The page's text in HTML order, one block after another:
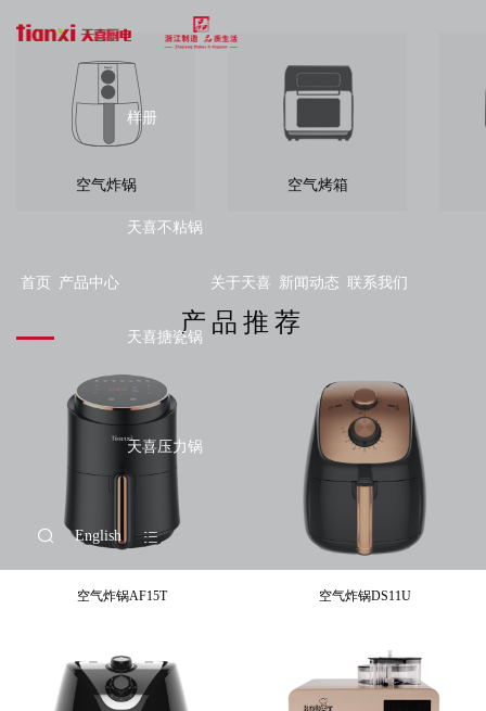
首页 产品中心
样册
天喜不粘锅
天喜搪瓷锅
天喜压力锅
关于天喜 新闻动态 联系我们
English
空气炸锅 空气烤箱
产品推荐
空气炸锅AF15T 空气炸锅DS11U